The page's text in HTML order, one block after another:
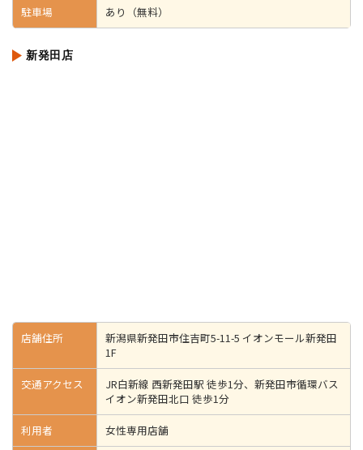
駐車場 あり（無料）
新発田店
店舗住所
新潟県新発田市住吉町5-11-5 イオンモール新発田
1F
交通アクセス
JR白新線 西新発田駅 徒歩1分、新発田市循環バス
イオン新発田北口 徒歩1分
利用者 女性専用店舗